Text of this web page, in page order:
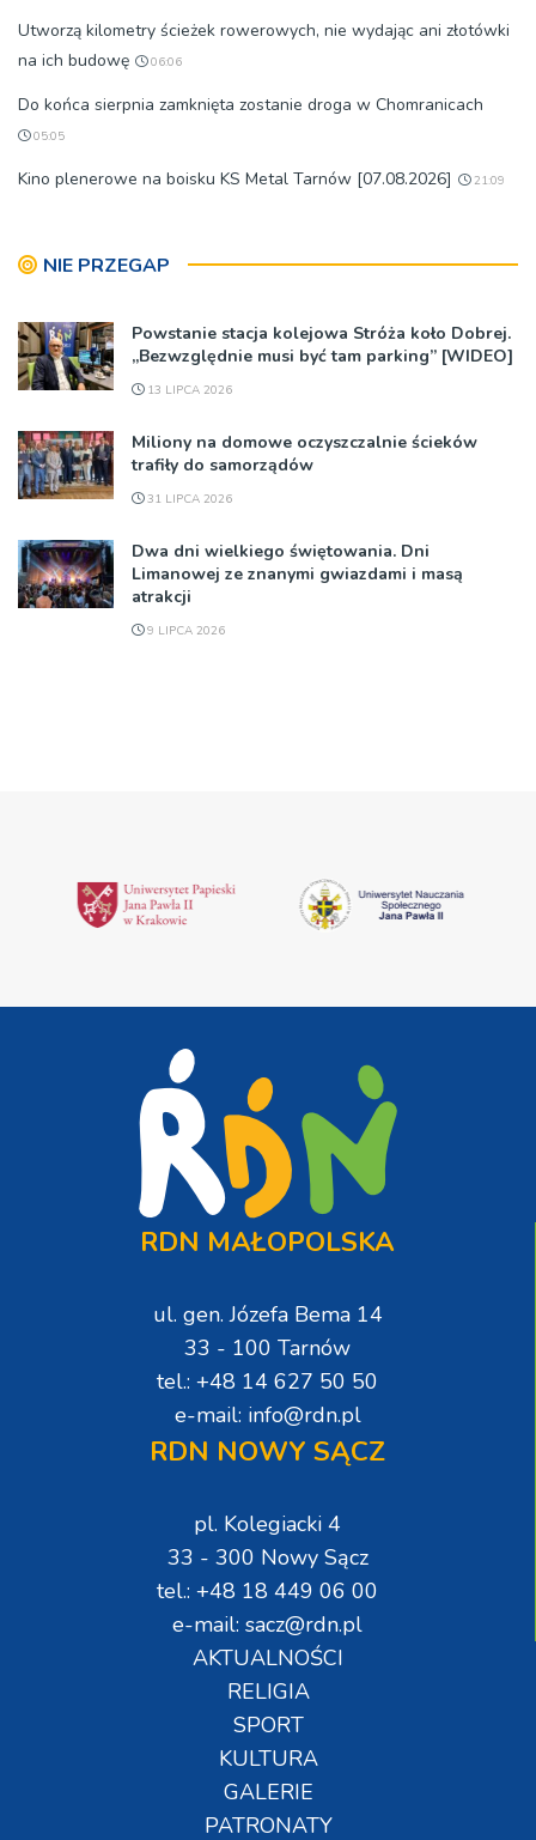
Utworzą kilometry ścieżek rowerowych, nie wydając ani złotówki
na ich budowę
06:06
Do końca sierpnia zamknięta zostanie droga w Chomranicach
05:05
Kino plenerowe na boisku KS Metal Tarnów [07.08.2026] 21:09
NIE PRZEGAP
Powstanie stacja kolejowa Stróża koło Dobrej.
„Bezwzględnie musi być tam parking” [WIDEO]
13 LIPCA 2026
Miliony na domowe oczyszczalnie ścieków
trafiły do samorządów
31 LIPCA 2026
Dwa dni wielkiego świętowania. Dni
Limanowej ze znanymi gwiazdami i masą
atrakcji
9 LIPCA 2026
RDN MAŁOPOLSKA
ul. gen. Józefa Bema 14
33 - 100 Tarnów
tel.: +48 14 627 50 50
e-mail: info@rdn.pl
RDN NOWY SĄCZ
pl. Kolegiacki 4
33 - 300 Nowy Sącz
tel.: +48 18 449 06 00
e-mail: sacz@rdn.pl
AKTUALNOŚCI
RELIGIA
SPORT
KULTURA
GALERIE
PATRONATY